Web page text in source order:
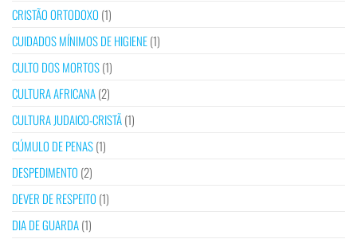
CRISTÃO ORTODOXO (1)
CUIDADOS MÍNIMOS DE HIGIENE(1)
CULTO DOS MORTOS(1)
CULTURA AFRICANA(2)
CULTURA JUDAICO-CRISTÃ(1)
CÚMULO DE PENAS(1)
DESPEDIMENTO (2)
DEVER DE RESPEITO (1)
DIA DE GUARDA(1)